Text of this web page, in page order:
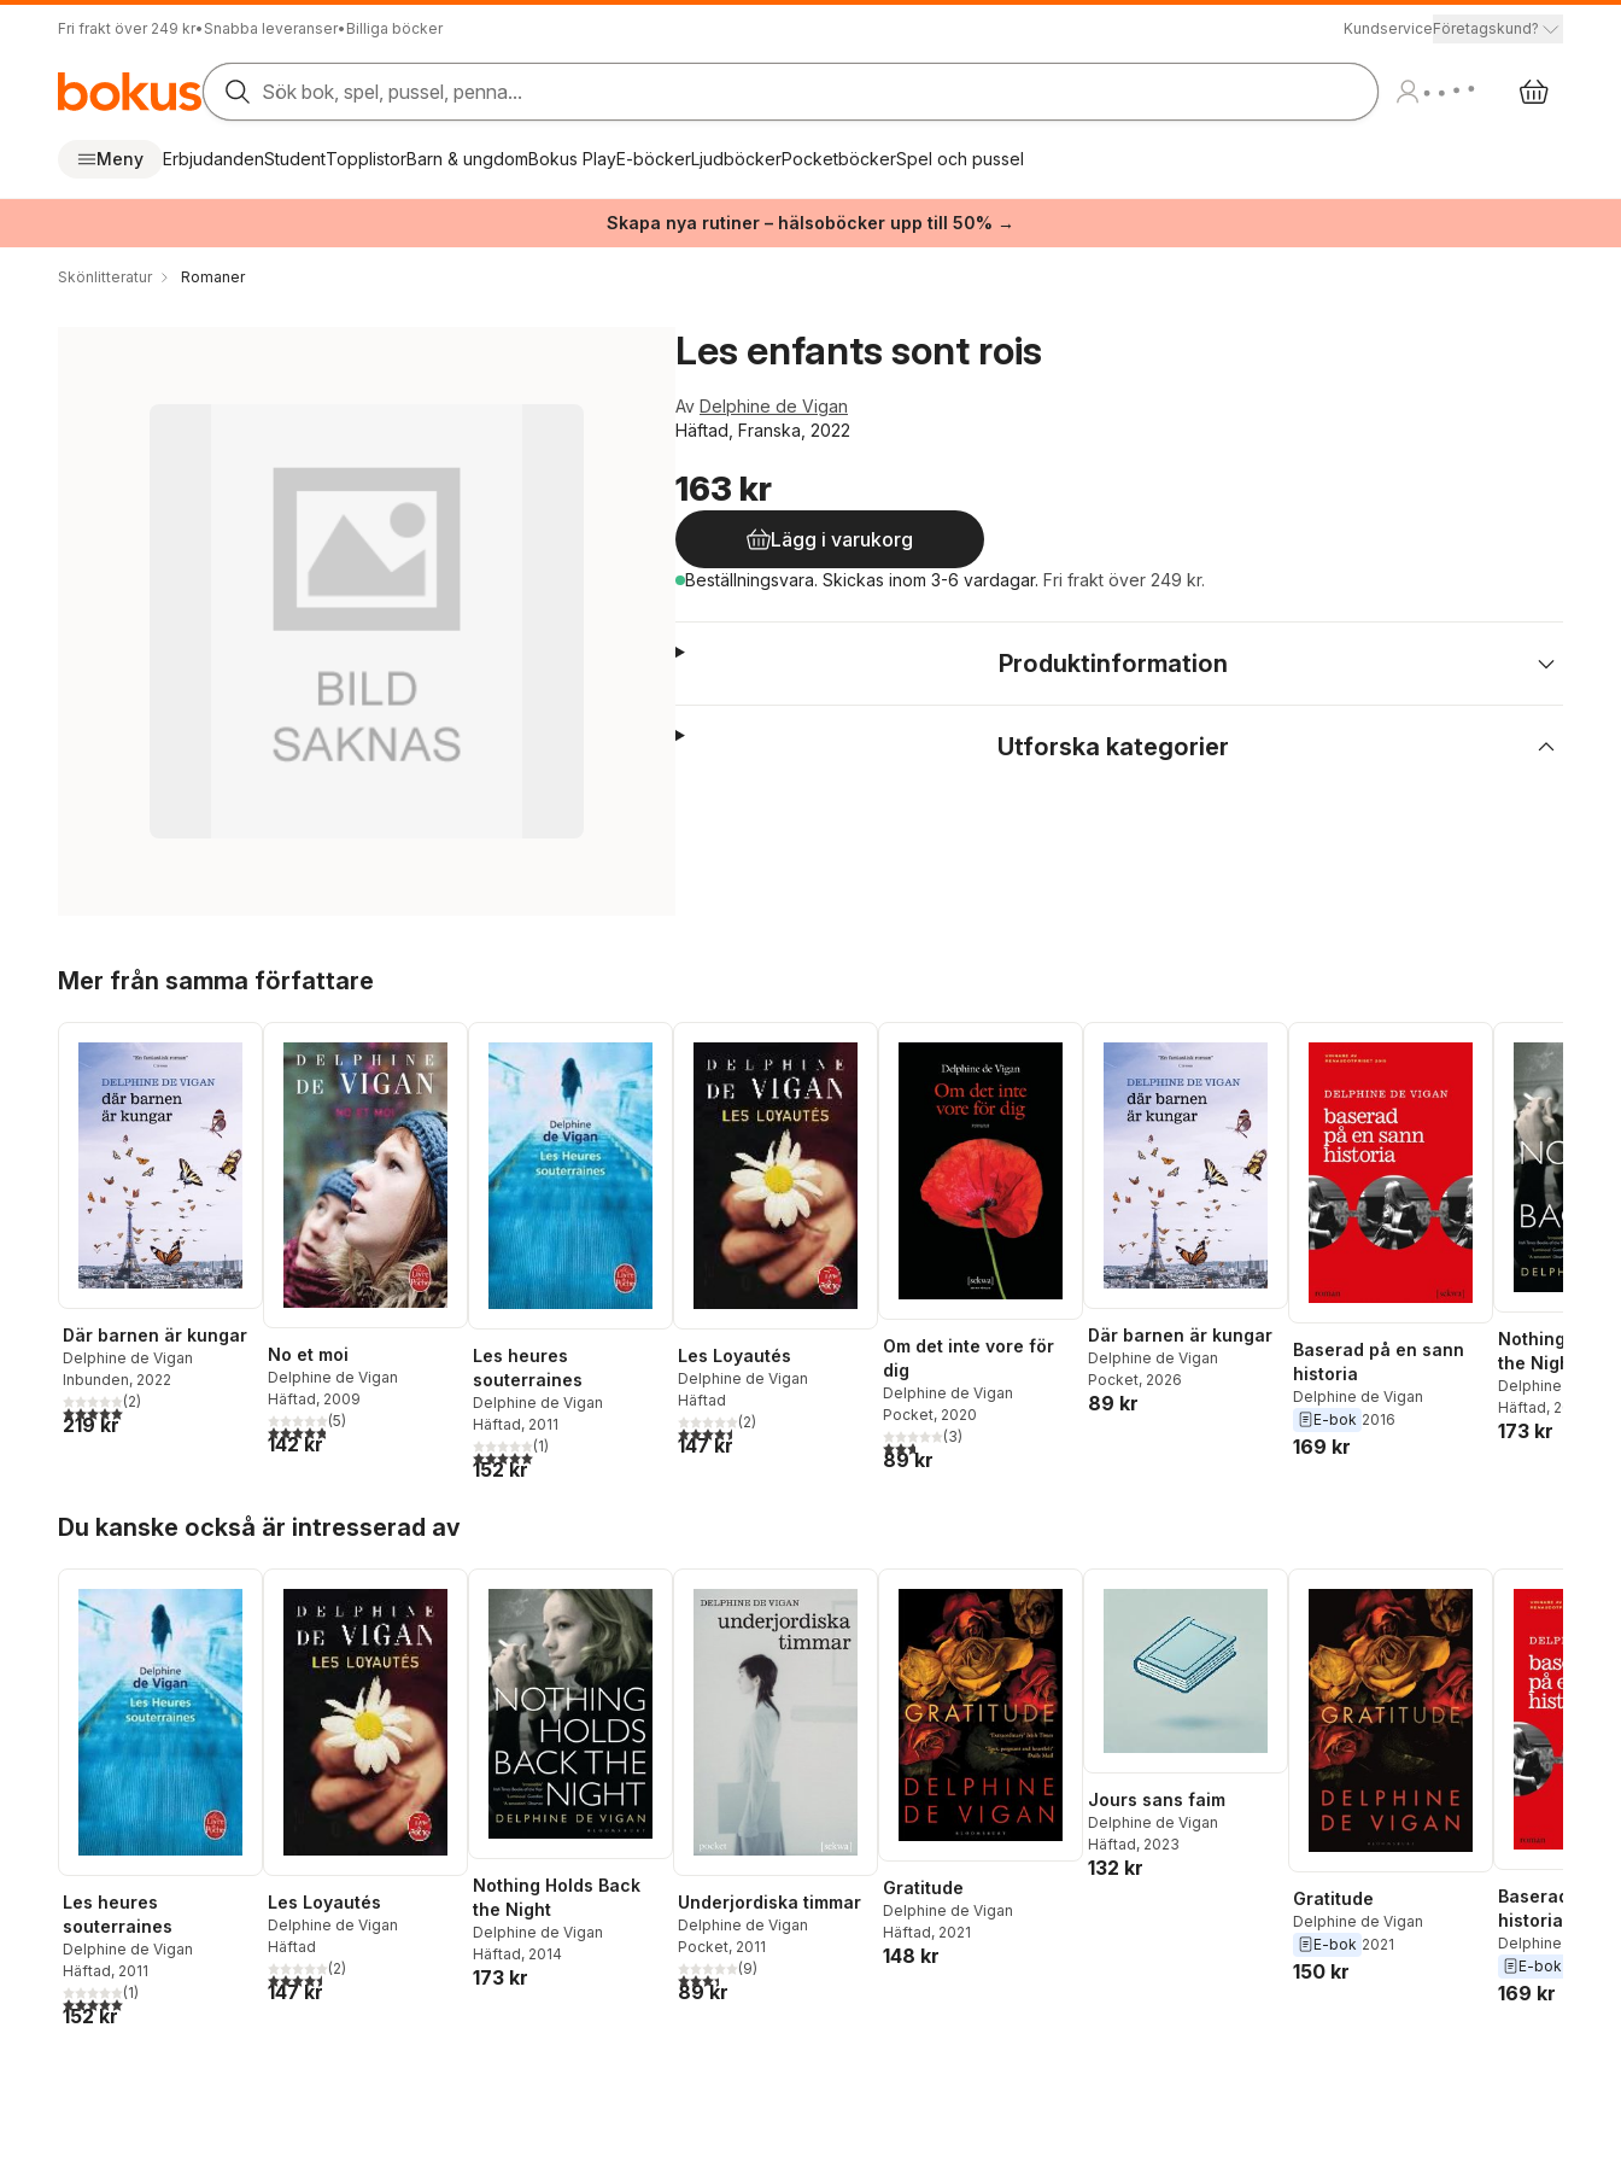
Fri frakt över 249 kr• Snabba leveranser• Billiga böcker KundserviceFöretagskund?
Sök bok, spel, pussel, penna...
Meny ErbjudandenStudentTopplistorBarn & ungdomBokus PlayE-böckerLjudböckerPocketböckerSpel och pussel
Skapa nya rutiner – hälsoböcker upp till 50% →
Skönlitteratur Romaner
Les enfants sont rois
Av Delphine de Vigan
Häftad, Franska, 2022
163 kr
Lägg i varukorg
Beställningsvara. Skickas inom 3-6 vardagar. Fri frakt över 249 kr.
Produktinformation
Utforska kategorier
Mer från samma författare
Där barnen är kungar
Delphine de Vigan
Inbunden, 2022
5,0utav 5 stjärnor. Totalt antal röster:
(2)
219 kr
No et moi
Delphine de Vigan
Häftad, 2009
4,8utav 5 stjärnor. Totalt antal röster:
(5)
142 kr
Les heures
souterraines
Delphine de Vigan
Häftad, 2011
5,0utav 5 stjärnor. Totalt antal röster:
(1)
152 kr
Les Loyautés
Delphine de Vigan
Häftad
4,5utav 5 stjärnor. Totalt antal röster:
(2)
147 kr
Om det inte vore för
dig
Delphine de Vigan
Pocket, 2020
2,7utav 5 stjärnor. Totalt antal röster:
(3)
89 kr
Där barnen är kungar
Delphine de Vigan
Pocket, 2026
89 kr
Baserad på en sann
historia
Delphine de Vigan
E-bok 2016
169 kr
Nothing
the Night
Delphine de
Häftad, 2014
173 kr
Du kanske också är intresserad av
Les heures
souterraines
Delphine de Vigan
Häftad, 2011
5,0utav 5 stjärnor. Totalt antal röster:
(1)
152 kr
Les Loyautés
Delphine de Vigan
Häftad
4,5utav 5 stjärnor. Totalt antal röster:
(2)
147 kr
Nothing Holds Back
the Night
Delphine de Vigan
Häftad, 2014
173 kr
Underjordiska timmar
Delphine de Vigan
Pocket, 2011
3,4utav 5 stjärnor. Totalt antal röster:
(9)
89 kr
Gratitude
Delphine de Vigan
Häftad, 2021
148 kr
Jours sans faim
Delphine de Vigan
Häftad, 2023
132 kr
Gratitude
Delphine de Vigan
E-bok 2021
150 kr
Baserad på
historia
Delphine de
E-bok
169 kr